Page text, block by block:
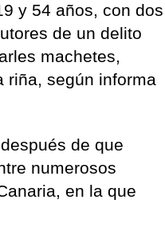
y 54 años, con dos
de un delito
machetes,
riña, según informa
de que
numerosos
en la que